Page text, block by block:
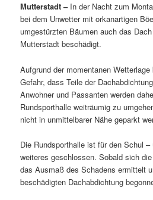
Mutterstadt –In der Nacht zum
bei dem Unwetter mit orkanartigen
umgestürzten Bäumen auch das
Mutterstadt beschädigt.
Aufgrund der momentanen
Gefahr, dass Teile der
Anwohner und Passanten werden
Rundsporthalle weiträumig zu
nicht in unmittelbarer Nähe geparkt
Die Rundsporthalle ist für den Schul
weiteres geschlossen. Sobald sich
das Ausmaß des Schadens ermittelt
beschädigten Dachabdichtung